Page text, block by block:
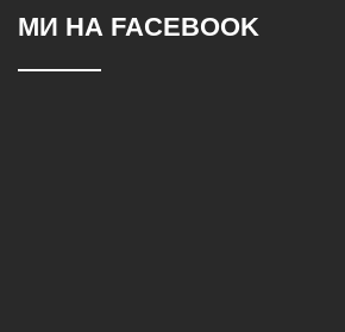
МИ НА FACEBOOK